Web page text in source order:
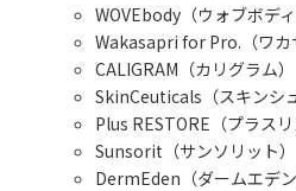
WOVEbody（ウォブボディ
Wakasapri for Pro.（ワカ
CALIGRAM（カリグラム）
SkinCeuticals（スキンシ
Plus RESTORE（プラスリ
Sunsorit（サンソリット）
DermEden（ダームエデン